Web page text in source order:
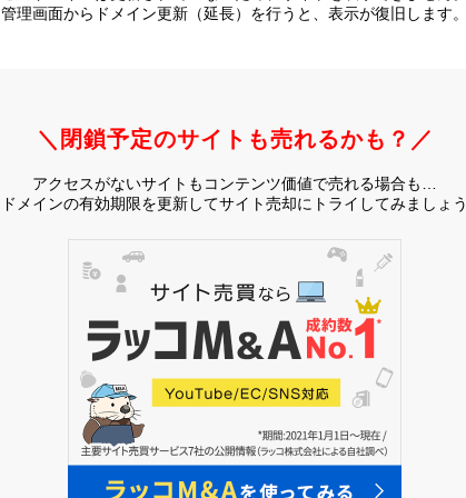
管理画面からドメイン更新（延長）を行うと、 表示が復旧します。
＼閉鎖予定のサイトも売れるかも？／
アクセスがないサイトもコンテンツ価値で売れる場合も…
ドメインの有効期限を更新してサイト売却にトライしてみましょう